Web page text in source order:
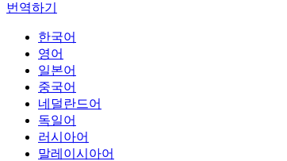
번역하기
한국어
영어
일본어
중국어
네덜란드어
독일어
러시아어
말레이시아어